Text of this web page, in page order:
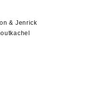
& Jenrick